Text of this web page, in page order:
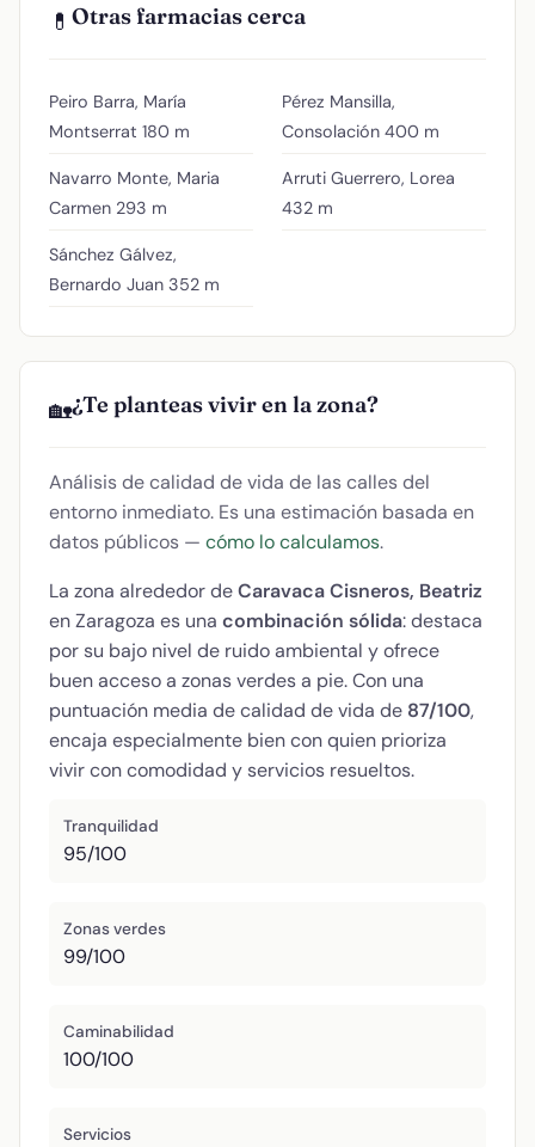
💊 Otras farmacias cerca
Peiro Barra, María
Montserrat 180 m
Navarro Monte, Maria
Carmen 293 m
Sánchez Gálvez,
Bernardo Juan 352 m
Pérez Mansilla,
Consolación 400 m
Arruti Guerrero, Lorea
432 m
🏡¿Te planteas vivir en la zona?
Análisis de calidad de vida de las calles del
entorno inmediato. Es una estimación basada en
datos públicos — cómo lo calculamos.
La zona alrededor deCaravaca Cisneros, Beatriz
en Zaragoza es una combinación sólida: destaca
por su bajo nivel de ruido ambiental y ofrece
buen acceso a zonas verdes a pie. Con una
puntuación media de calidad de vida de 87/100,
encaja especialmente bien con quien prioriza
vivir con comodidad y servicios resueltos.
Tranquilidad
95/100
Zonas verdes
99/100
Caminabilidad
100/100
Servicios